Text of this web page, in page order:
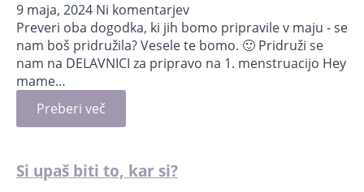
9 maja, 2024 Ni komentarjev
Preveri oba dogodka, ki jih bomo pripravile v maju - se
nam boš pridružila? Vesele te bomo. 🙂 Pridruži se
nam na DELAVNICI za pripravo na 1. menstruacijo Hey
mame…
Preberi več
Si upaš biti to, kar si?